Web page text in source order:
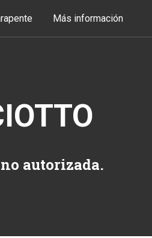
Más información
autorizada.